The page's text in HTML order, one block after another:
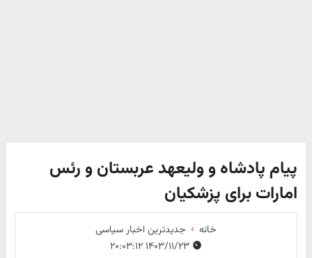
پیام پادشاه و ولیعهد عربستان و رئس
امارات برای پزشکیان
خانه
جدیدترین اخبار سیاسی
۱۴۰۳/۱۱/۲۳ ۲۰:۰۳:۱۲